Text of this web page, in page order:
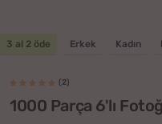
3 al 2 öde Erkek Kadın
(2)
1000 Parça 6'lı